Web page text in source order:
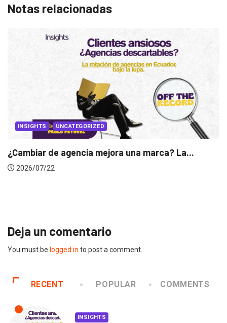
Notas relacionadas
una marca? La... INSIGHTS
Deja un comentario
You must be logged in to post a comment.
RECENT POPULAR COMMENTS
1
INSIGHTS